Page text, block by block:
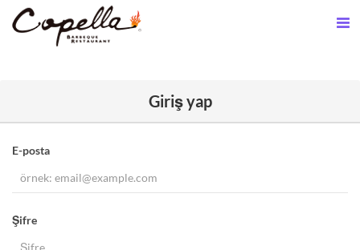
Giriş yap
E-posta
Şifre